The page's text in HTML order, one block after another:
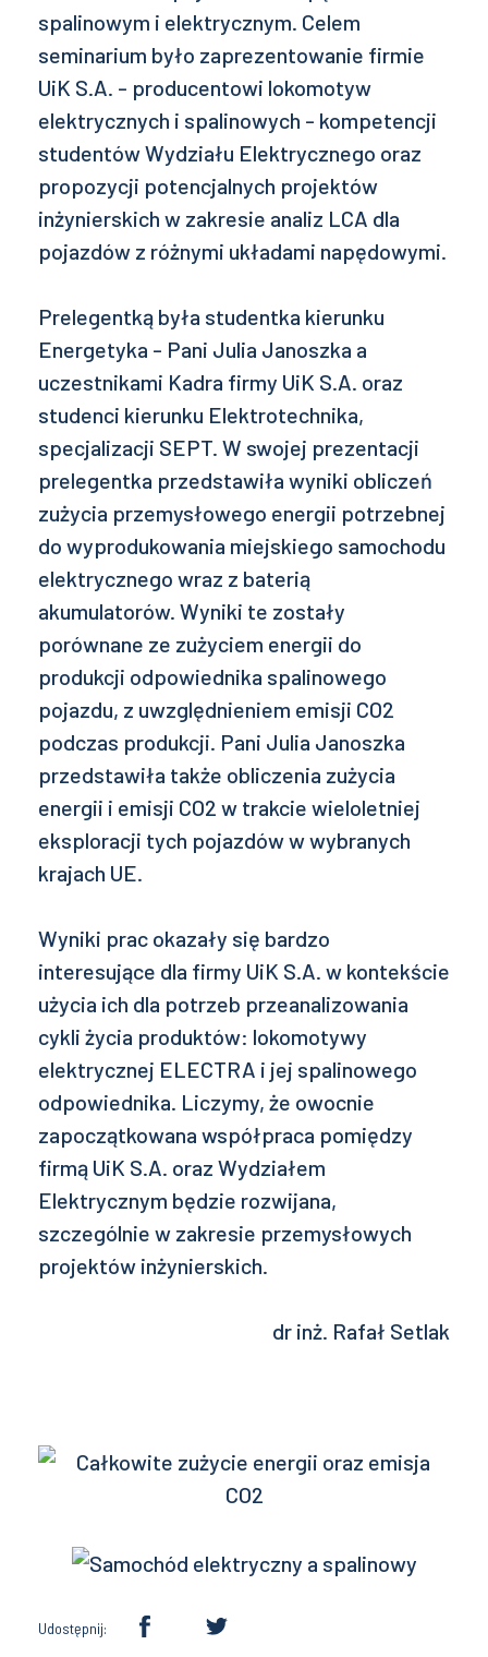
spalinowym i elektrycznym. Celem
seminarium było zaprezentowanie firmie
UiK S.A. - producentowi lokomotyw
elektrycznych i spalinowych - kompetencji
studentów Wydziału Elektrycznego oraz
propozycji potencjalnych projektów
inżynierskich w zakresie analiz LCA dla
pojazdów z różnymi układami napędowymi.
Prelegentką była studentka kierunku
Energetyka - Pani Julia Janoszka a
uczestnikami Kadra firmy UiK S.A. oraz
studenci kierunku Elektrotechnika,
specjalizacji SEPT. W swojej prezentacji
prelegentka przedstawiła wyniki obliczeń
zużycia przemysłowego energii potrzebnej
do wyprodukowania miejskiego samochodu
elektrycznego wraz z baterią
akumulatorów. Wyniki te zostały
porównane ze zużyciem energii do
produkcji odpowiednika spalinowego
pojazdu, z uwzględnieniem emisji CO2
podczas produkcji. Pani Julia Janoszka
przedstawiła także obliczenia zużycia
energii i emisji CO2 w trakcie wieloletniej
eksploracji tych pojazdów w wybranych
krajach UE.
Wyniki prac okazały się bardzo
interesujące dla firmy UiK S.A. w kontekście
użycia ich dla potrzeb przeanalizowania
cykli życia produktów: lokomotywy
elektrycznej ELECTRA i jej spalinowego
odpowiednika. Liczymy, że owocnie
zapoczątkowana współpraca pomiędzy
firmą UiK S.A. oraz Wydziałem
Elektrycznym będzie rozwijana,
szczególnie w zakresie przemysłowych
projektów inżynierskich.
dr inż. Rafał Setlak
Udostępnij: